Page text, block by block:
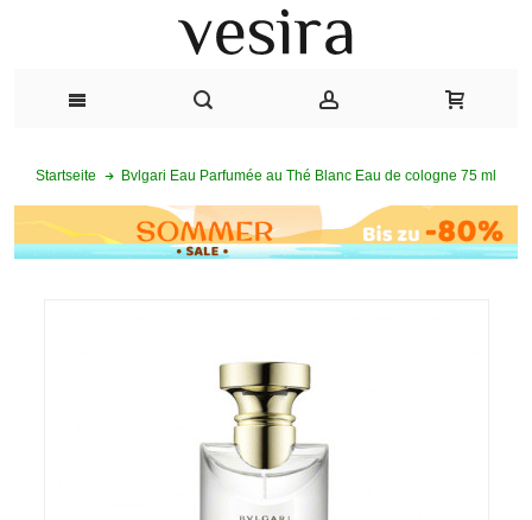
Startseite Bvlgari Eau Parfumée au Thé Blanc Eau de cologne 75 ml